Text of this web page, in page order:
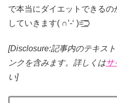
で本当にダイエットできる
していきます( ∩’-‘ )=͟͟͞͞⊃
[Disclosure:記事内のテキス
ンクを含みます。詳しくはサ
い]